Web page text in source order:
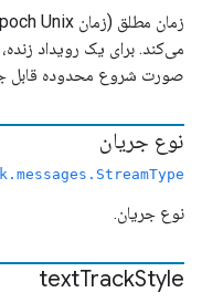
می‌کند. برای یک رویداد
صورت شروع محدوده
نوع جریان
نوع جریان.
textTrackStyle